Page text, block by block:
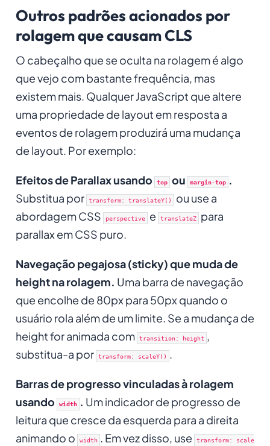
Outros padrões acionados por
rolagem que causam CLS
O cabeçalho que se oculta na rolagem é algo
que vejo com bastante frequência, mas
existem mais. Qualquer JavaScript que altere
uma propriedade de layout em resposta a
eventos de rolagem produzirá uma mudança
de layout. Por exemplo:
Efeitos de Parallax usando top ou margin-top .
Substitua por transform: translateY() ou use a
abordagem CSS
perspective e translateZ
para
parallax em CSS puro.
Navegação pegajosa (sticky) que muda de
height na rolagem. Uma barra de navegação
que encolhe de 80px para 50px quando o
usuário rola além de um limite. Se a mudança de
height for animada com transition: height ,
substitua-a por transform: scaleY() .
Barras de progresso vinculadas à rolagem
usando
width . Um indicador de progresso de
leitura que cresce da esquerda para a direita
animando o
width . Em vez disso, use transform: scale